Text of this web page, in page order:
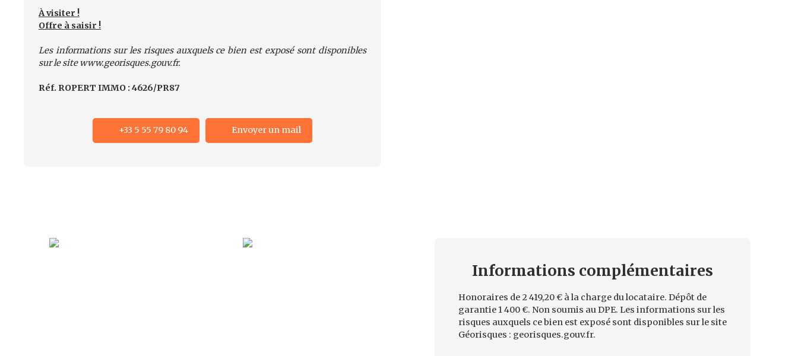
À visiter !
Offre à saisir !
Les informations sur les risques auxquels ce bien est exposé sont disponibles
sur le site www.georisques.gouv.fr.
Réf. ROPERT IMMO : 4626/PR87
+33 5 55 79 80 94 Envoyer un mail
Informations complémentaires
Honoraires de 2 419,20 € à la charge du locataire. Dépôt de
garantie 1 400 €. Non soumis au DPE. Les informations sur les
risques auxquels ce bien est exposé sont disponibles sur le site
Géorisques : georisques.gouv.fr.